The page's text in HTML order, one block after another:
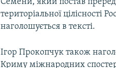
Семени, який постав
територіальної цілісності
наголошується в тексті.
Ігор Прокопчук також
Криму міжнародних